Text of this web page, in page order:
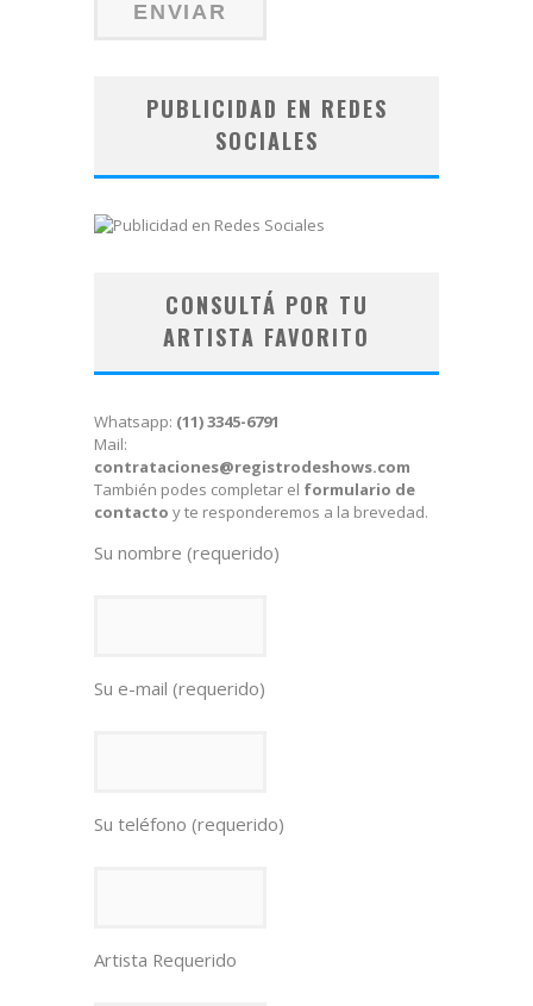
PUBLICIDAD EN REDES
SOCIALES
CONSULTÁ POR TU
ARTISTA FAVORITO
Whatsapp: (11) 3345-6791
Mail:
contrataciones@registrodeshows.com
También podes completar el formulario de
contacto y te responderemos a la brevedad.
Su nombre (requerido)
Su e-mail (requerido)
Su teléfono (requerido)
Artista Requerido